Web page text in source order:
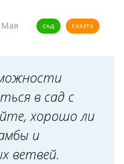
Мая САД ГАЗЕТА
в сад с
хорошо ли
и
ветвей.